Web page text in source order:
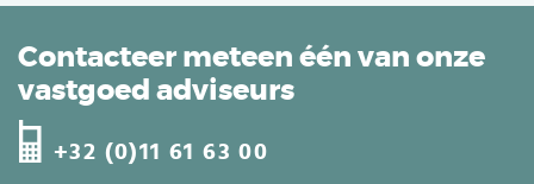
Contacteer meteen één van onze
vastgoed adviseurs
+32 (0)11 61 63 00